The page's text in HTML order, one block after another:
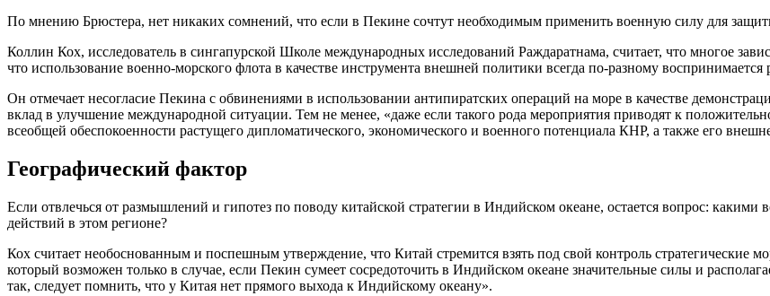
По мнению Брюстера, нет никаких сомнений, что если в Пекине сочтут необходимым применить военную силу для
Коллин Кох, исследователь в сингапурской Школе международных исследований Раждаратнама, считает, что многое
что использование военно-морского флота в качестве инструмента внешней политики всегда по-разному
Он отмечает несогласие Пекина с обвинениями в использовании антипиратских операций на море в качестве
вклад в улучшение международной ситуации. Тем не менее, «даже если такого рода мероприятия приводят к
всеобщей обеспокоенности растущего дипломатического, экономического и военного потенциала КНР, а также его
Географический фактор
Если отвлечься от размышлений и гипотез по поводу китайской стратегии в Индийском океане, остается вопрос:
действий в этом регионе?
Кох считает необоснованным и поспешным утверждение, что Китай стремится взять под свой контроль стратегические
который возможен только в случае, если Пекин сумеет сосредоточить в Индийском океане значительные силы и
так, следует помнить, что у Китая нет прямого выхода к Индийскому океану».